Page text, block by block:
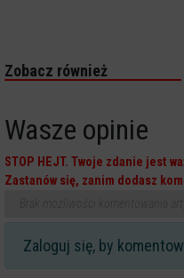
Zobacz również
Wasze opinie
STOP HEJT. Twoje zdanie jest
Zastanów się, zanim dodasz
Zaloguj się, by